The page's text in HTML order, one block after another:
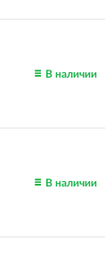
В наличии
В наличии